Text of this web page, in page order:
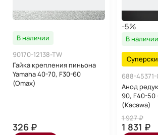
В наличии
90170-12138-TW
Гайка крепления пиньона
Yamaha 40-70, F30-60
(Omax)
326 ₽
-5%
В наличии
688-
Анод
90, F40-50
(Kacawa)
1 927 ₽
1 831 ₽